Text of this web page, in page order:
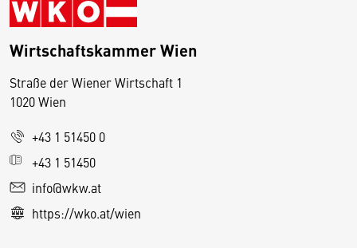
Wirtschaftskammer Wien
Straße der Wiener Wirtschaft 1
1020 Wien
+43 1 51450 0
+43 1 51450
info@wkw.at
https://wko.at/wien
D
e
s